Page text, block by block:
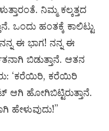
ನಿಮ್ಮ ಕಲ್ಕತ್ತದ
ಒಂದು ಹಂತಕ್ಕೆ ಕಾಲಿಟ್ಟು
ನನ್ನ ಈ ಭಾಗ! ನನ್ನ ಈ
ಬಿಡುತ್ತಾನೆ. ಆತನ
‘ಕರೆಯಿರಿ, ಕರೆಯಿರಿ
ಆಗಿ ಹೋಗಿಬಿಟ್ಟಿರುತ್ತಾನೆ.
ಹೇಳುವುದು!”